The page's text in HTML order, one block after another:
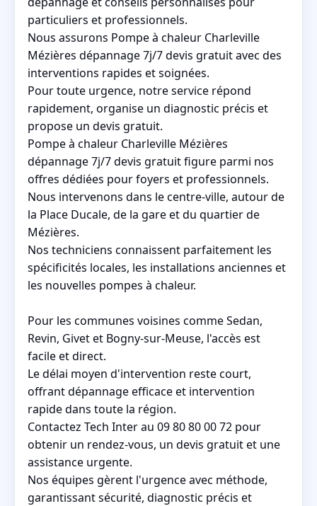
particuliers et professionnels.
Nous assurons Pompe à chaleur Charleville
Mézières dépannage 7j/7 devis gratuit avec des
interventions rapides et soignées.
Pour toute urgence, notre service répond
rapidement, organise un diagnostic précis et
propose un devis gratuit.
Pompe à chaleur Charleville Mézières
dépannage 7j/7 devis gratuit figure parmi nos
offres dédiées pour foyers et professionnels.
Nous intervenons dans le centre-ville, autour de
la Place Ducale, de la gare et du quartier de
Mézières.
Nos techniciens connaissent parfaitement les
spécificités locales, les installations anciennes et
les nouvelles pompes à chaleur.
Pour les communes voisines comme Sedan,
Revin, Givet et Bogny-sur-Meuse, l'accès est
facile et direct.
Le délai moyen d'intervention reste court,
offrant dépannage efficace et intervention
rapide dans toute la région.
Contactez Tech Inter au 09 80 80 00 72 pour
obtenir un rendez-vous, un devis gratuit et une
assistance urgente.
Nos équipes gèrent l'urgence avec méthode,
garantissant sécurité, diagnostic précis et